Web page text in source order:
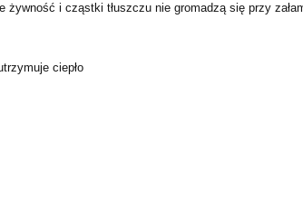
i cząstki tłuszczu nie gromadzą się przy
ciepło